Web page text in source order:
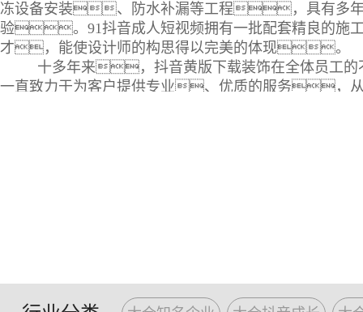
冻设备安装、防水补漏等工程，具有多年
验。91抖音成人短视频拥有一批配套精良的施
才，能使设计师的构思得以完美的体现。
十多年来，抖音黄版下载装饰在全体员工
一直致力于为客户提供专业、优质的服务
量，精良的技术装备，规范的施工
设施，一流的服务质量，快速的反应能